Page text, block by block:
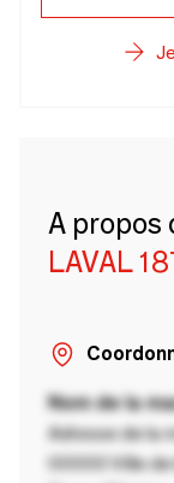
A propos
LAVAL
Nom de la
Adresse de la
00000 Ville